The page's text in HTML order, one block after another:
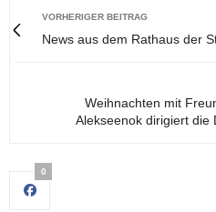
VORHERIGER BEITRAG
News aus dem Rathaus der
Weihnachten mit
Alekseenok dirigiert die
0